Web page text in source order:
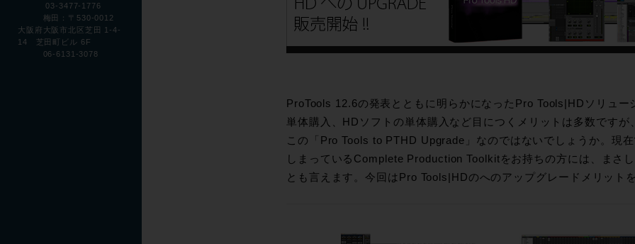
03-3477-1776
梅田：〒530-0012
大阪府大阪市北区芝田 1-4-
14 芝田町ビル 6F
06-6131-3078
ProTools 12.6の発表とともに明らかになったPro Tools|HDソリュ
単体購入、HDソフトの単体購入など目につくメリットは多数です
この「Pro Tools to PTHD Upgrade」なのではないでしょうか。現
しまっているComplete Production Toolkitをお持ちの方には、まさ
とも言えます。今回はPro Tools|HDのへのアップグレードメリット